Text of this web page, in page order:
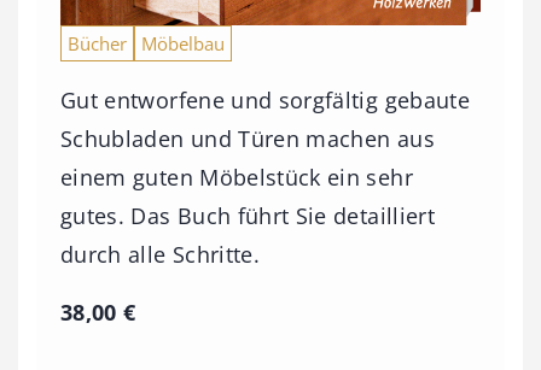
Bücher Möbelbau
Gut entworfene und sorgfältig gebaute
Schubladen und Türen machen aus
einem guten Möbelstück ein sehr
gutes. Das Buch führt Sie detailliert
durch alle Schritte.
38,00€